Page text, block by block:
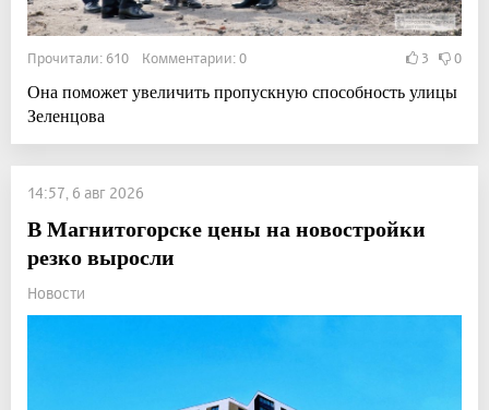
Прочитали: 610 Комментарии: 0 3 0
Она поможет увеличить пропускную способность улицы
Зеленцова
14:57, 6 авг 2026
В Магнитогорске цены на новостройки
резко выросли
Новости